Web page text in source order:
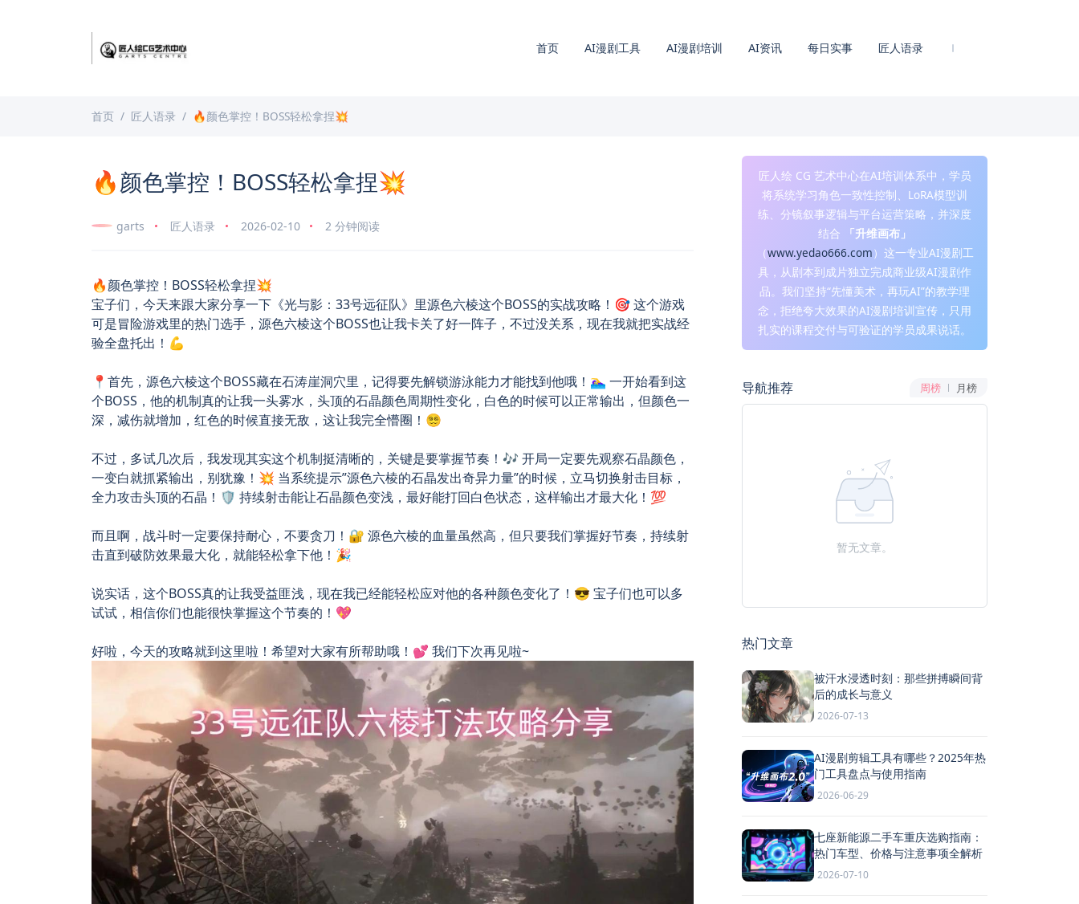
首页 AI漫剧工具 AI漫剧培训 AI资讯 每日实事 匠人语录
首页 匠人语录 🔥颜色掌控！BOSS轻松拿捏💥
🔥颜色掌控！BOSS轻松拿捏💥
garts 匠人语录 2026-02-10 2 分钟阅读
🔥颜色掌控！BOSS轻松拿捏💥
宝子们，今天来跟大家分享一下《光与影：33号远征队》里源色六棱这个BOSS的实战攻略！🎯 这个游戏
可是冒险游戏里的热门选手，源色六棱这个BOSS也让我卡关了好一阵子，不过没关系，现在我就把实战经
验全盘托出！💪
📍首先，源色六棱这个BOSS藏在石涛崖洞穴里，记得要先解锁游泳能力才能找到他哦！🏊‍♀️ 一开始看到这
个BOSS，他的机制真的让我一头雾水，头顶的石晶颜色周期性变化，白色的时候可以正常输出，但颜色一
深，减伤就增加，红色的时候直接无敌，这让我完全懵圈！😵‍💫
不过，多试几次后，我发现其实这个机制挺清晰的，关键是要掌握节奏！🎶 开局一定要先观察石晶颜色，
一变白就抓紧输出，别犹豫！💥 当系统提示”源色六棱的石晶发出奇异力量”的时候，立马切换射击目标，
全力攻击头顶的石晶！🛡️ 持续射击能让石晶颜色变浅，最好能打回白色状态，这样输出才最大化！💯
而且啊，战斗时一定要保持耐心，不要贪刀！🔐 源色六棱的血量虽然高，但只要我们掌握好节奏，持续射
击直到破防效果最大化，就能轻松拿下他！🎉
说实话，这个BOSS真的让我受益匪浅，现在我已经能轻松应对他的各种颜色变化了！😎 宝子们也可以多
试试，相信你们也能很快掌握这个节奏的！💖
好啦，今天的攻略就到这里啦！希望对大家有所帮助哦！💕 我们下次再见啦~
匠人绘 CG 艺术中心在AI培训体系中，学员
将系统学习角色一致性控制、LoRA模型训
练、分镜叙事逻辑与平台运营策略，并深度
结合
「升维画布」
（www.yedao666.com）这一专业AI漫剧工
具，从剧本到成片独立完成商业级AI漫剧作
品。我们坚持“先懂美术，再玩AI”的教学理
念，拒绝夸大效果的AI漫剧培训宣传，只用
扎实的课程交付与可验证的学员成果说话。
导航推荐 周榜 月榜
暂无文章。
热门文章
被汗水浸透时刻：那些拼搏瞬间背
后的成长与意义
2026-07-13
AI漫剧剪辑工具有哪些？2025年热
门工具盘点与使用指南
2026-06-29
七座新能源二手车重庆选购指南：
热门车型、价格与注意事项全解析
2026-07-10